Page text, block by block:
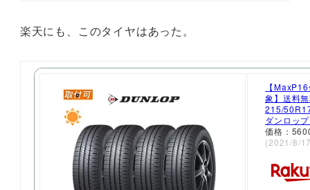
楽天にも、このタイヤはあった。
【
象】送料
215/
ダンロッ
価格：
(2021/8/